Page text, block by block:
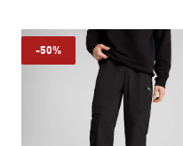
-50%